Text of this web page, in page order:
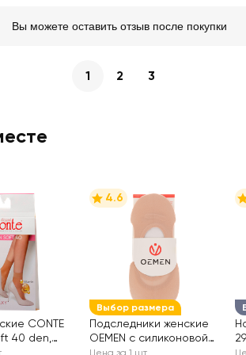
Вы можете оставить отзыв после покупки
1 2 3
CONTE
40 den,
8С-7
Выбор размера
4.6
Подследники женские
OEMEN с силиконовой
вставкой на пятке,
Цена за 1 шт